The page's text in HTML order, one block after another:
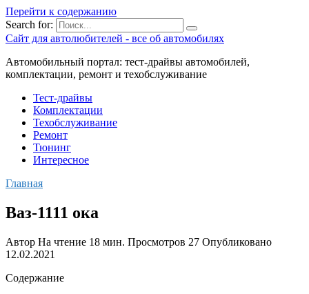
Перейти к содержанию
Search for:
Сайт для автолюбителей - все об автомобилях
Автомобильный портал: тест-драйвы автомобилей,
комплектации, ремонт и техобслуживание
Тест-драйвы
Комплектации
Техобслуживание
Ремонт
Тюнинг
Интересное
Главная
Ваз-1111 ока
Автор На чтение 18 мин. Просмотров 27 Опубликовано
12.02.2021
Содержание